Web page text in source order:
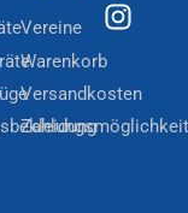
Vereine
Warenkorb
Versandkosten